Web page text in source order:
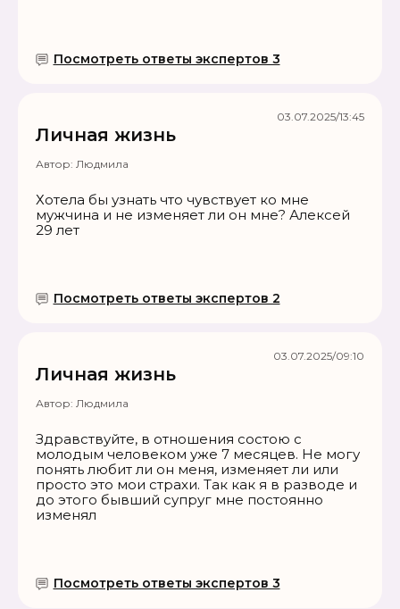
Посмотреть ответы экспертов 3
Личная жизнь
Автор: Людмила
Хотела бы узнать что чувствует ко мне
мужчина и не изменяет ли он мне? Алексей
29 лет
Посмотреть ответы экспертов 2
03.07.2025/13:45
Личная жизнь
Автор: Людмила
Здравствуйте, в отношения состою с
молодым человеком уже 7 месяцев. Не могу
понять любит ли он меня, изменяет ли или
просто это мои страхи. Так как я в разводе и
до этого бывший супруг мне постоянно
изменял
Посмотреть ответы экспертов 3
03.07.2025/09:10